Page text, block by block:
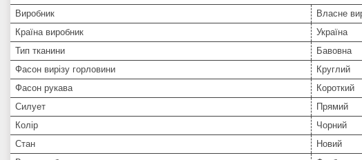
Виробник
Власне
Країна виробник
Україна
Тип тканини
Бавовна
Фасон вирізу горловини
Круглий
Фасон рукава
Короткий
Силует
Прямий
Колір
Чорний
Стан
Новий